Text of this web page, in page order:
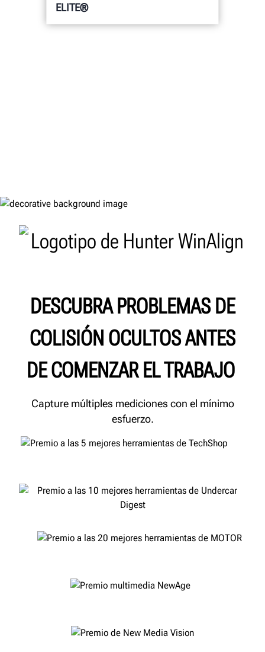
ELITE®
DESCUBRA PROBLEMAS DE
COLISIÓN OCULTOS ANTES
DE COMENZAR EL TRABAJO
Capture múltiples mediciones con el mínimo
esfuerzo.